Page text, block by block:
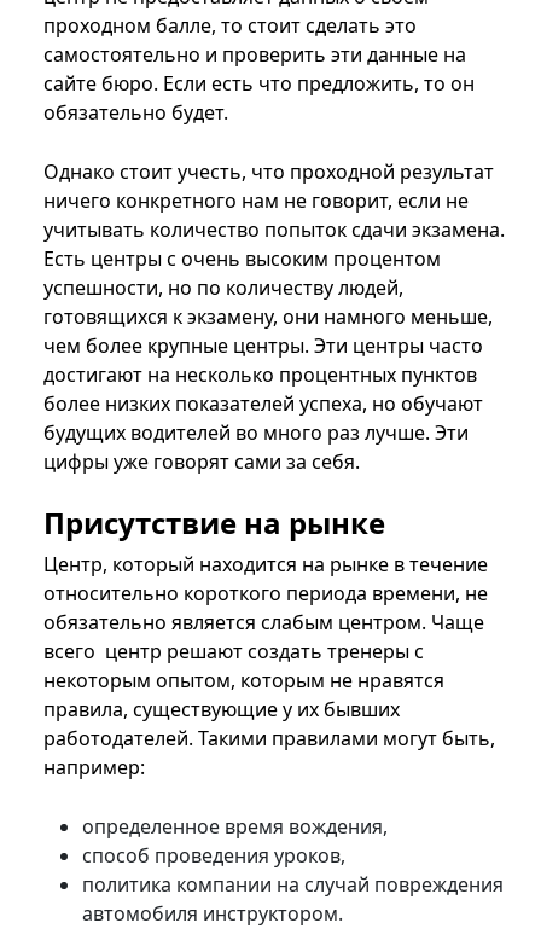
проходном балле, то стоит сделать это
самостоятельно и проверить эти данные на
сайте бюро. Если есть что предложить, то он
обязательно будет.
Однако стоит учесть, что проходной результат
ничего конкретного нам не говорит, если не
учитывать количество попыток сдачи экзамена.
Есть центры с очень высоким процентом
успешности, но по количеству людей,
готовящихся к экзамену, они намного меньше,
чем более крупные центры. Эти центры часто
достигают на несколько процентных пунктов
более низких показателей успеха, но обучают
будущих водителей во много раз лучше. Эти
цифры уже говорят сами за себя.
Присутствие на рынке
Центр, который находится на рынке в течение
относительно короткого периода времени, не
обязательно является слабым центром. Чаще
всего центр решают создать тренеры с
некоторым опытом, которым не нравятся
правила, существующие у их бывших
работодателей. Такими правилами могут быть,
например:
определенное время вождения,
способ проведения уроков,
политика компании на случай повреждения
автомобиля инструктором.